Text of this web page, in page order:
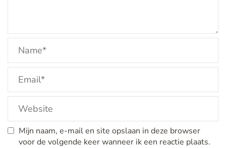
Mijn naam, e-mail en site opslaan in deze browser
voor de volgende keer wanneer ik een reactie plaats.